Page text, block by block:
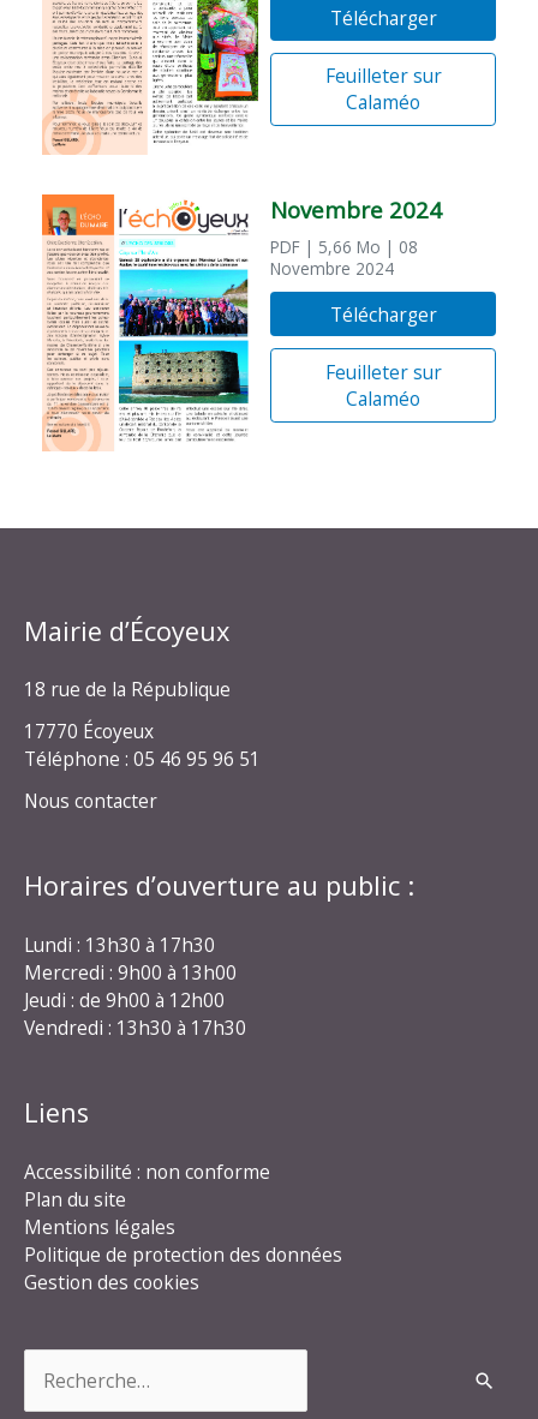
Télécharger
Feuilleter sur
Calaméo
Novembre 2024
PDF | 5,66 Mo | 08
Novembre 2024
Télécharger
Feuilleter sur
Calaméo
Mairie d’Écoyeux
18 rue de la République
17770 Écoyeux
Téléphone : 05 46 95 96 51
Nous contacter
Horaires d’ouverture au public :
Lundi : 13h30 à 17h30
Mercredi : 9h00 à 13h00
Jeudi : de 9h00 à 12h00
Vendredi : 13h30 à 17h30
Liens
Accessibilité : non conforme
Plan du site
Mentions légales
Politique de protection des données
Gestion des cookies